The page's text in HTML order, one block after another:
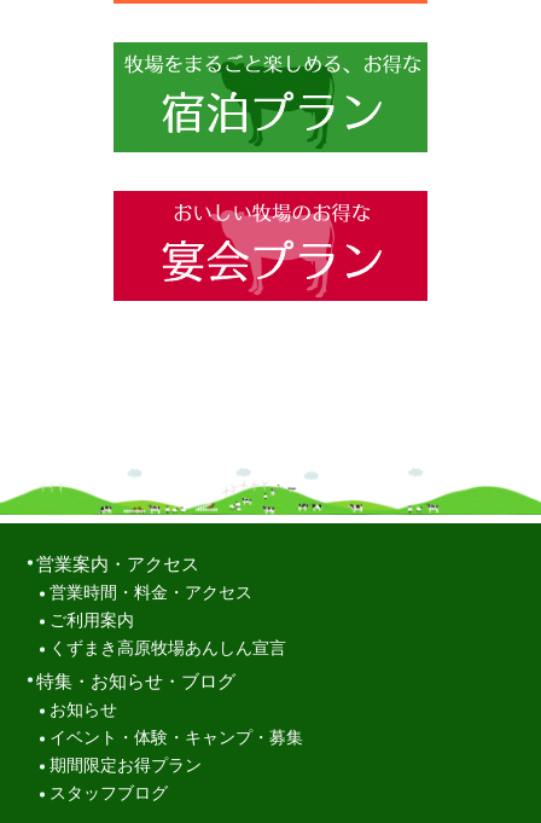
営業案内・アクセス
営業時間・料金・アクセス
ご利用案内
くずまき高原牧場あんしん宣言
特集・お知らせ・ブログ
お知らせ
イベント・体験・キャンプ・募集
期間限定お得プラン
スタッフブログ